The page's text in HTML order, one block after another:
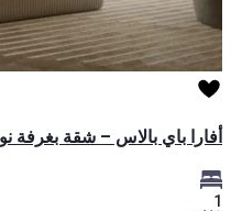
أفارا باي بالاس – شقة بغرفة
1